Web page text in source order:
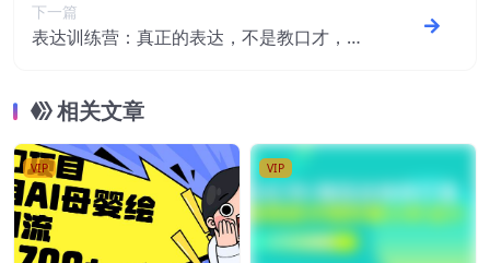
下一篇
表达训练营：真正的表达，不是教口才，而
相关文章
VIP VIP